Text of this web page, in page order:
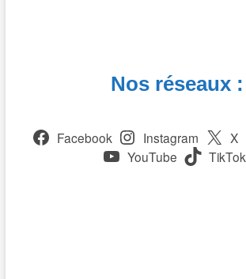
Nos réseaux :
Facebook Instagram X
YouTube
TikTok